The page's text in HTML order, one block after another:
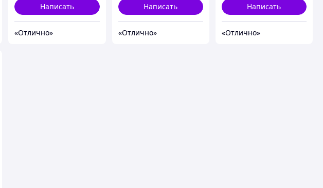
AutomaticBrightnessAdj
ustment, Automatic
Написать
«Отлично»
ustment,
AutomaticColorCompen
Написать
«Отлично»
AutomaticBrightnessAdj
ustment, Au
Написать
«Отлично»